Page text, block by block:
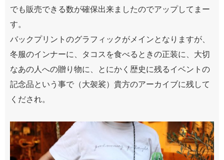
でも販売できる数が確保出来ましたのでアップしてまー
す。
バックプリントのグラフィックがメインとなりますが、
冬服のインナーに、タコスを食べるときの正装に、大切
なあの人への贈り物に、とにかく歴史に残るイベントの
記念品という事で（大袈裟）貴方のアーカイブに残して
くだされ。